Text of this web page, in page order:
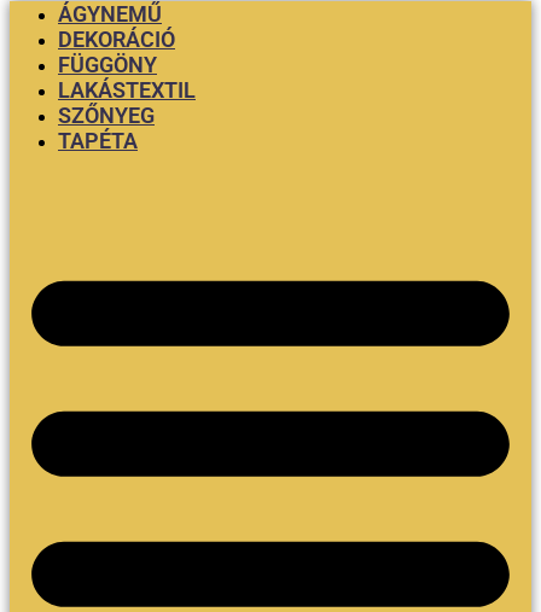
ÁGYNEMŰ
DEKORÁCIÓ
FÜGGÖNY
LAKÁSTEXTIL
SZŐNYEG
TAPÉTA